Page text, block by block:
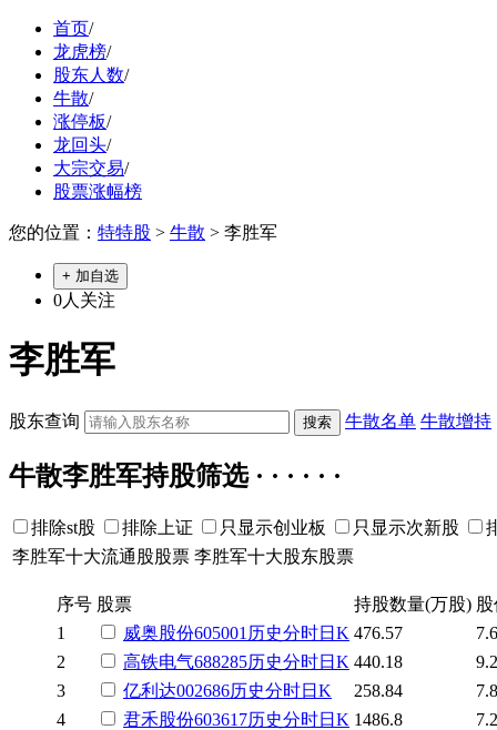
首页/
龙虎榜/
股东人数/
牛散/
涨停板/
龙回头/
大宗交易/
股票涨幅榜
您的位置： 特特股 > 牛散 > 李胜军
+ 加自选
0人关注
李胜军
股东查询 牛散名单 牛散增持
牛散李胜军持股筛选 · · · · · ·
排除st股 排除上证 只显示创业板 只显示次新股
李胜军十大流通股股票 李胜军十大股东股票
序号 股票 持股数量(万股)
1
威奥股份605001 历史分时日K 476.57
2
高铁电气688285历史分时日K 440.18
3
亿利达002686历史分时日K 258.84
4
君禾股份603617历史分时日K 1486.8